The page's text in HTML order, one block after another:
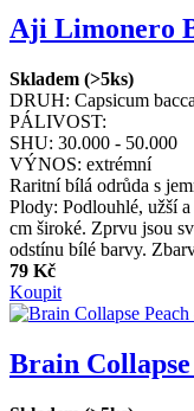
Aji Limonero
Skladem (>5ks)
DRUH: Capsicum
PÁLIVOST:
SHU: 30.000 - 50.000
VÝNOS: extrémní
Raritní bílá odrůda s
Plody: Podlouhlé, užší
cm široké. Zprvu jsou
odstínu bílé barvy.
79 Kč
Koupit
Brain